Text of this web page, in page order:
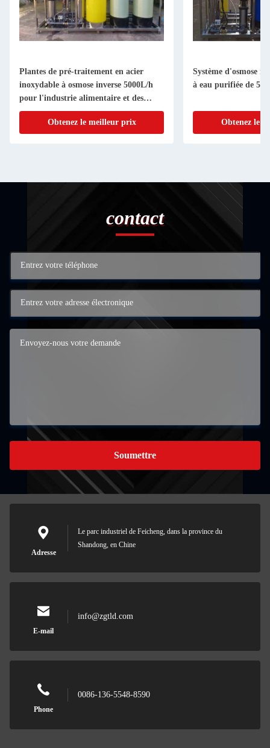
Plantes de pré-traitement en acier
inoxydable à osmose inverse 5000L/h
pour l'industrie alimentaire et des
boissons
Obtenez le meilleur prix
Système d'osmose
à eau purifiée de
Obtenez le
contact
Soumettre
Adresse
Le parc industriel de Feicheng, dans la province du
Shandong, en Chine
E-mail
info@zgtld.com
Phone
0086-136-5548-8590